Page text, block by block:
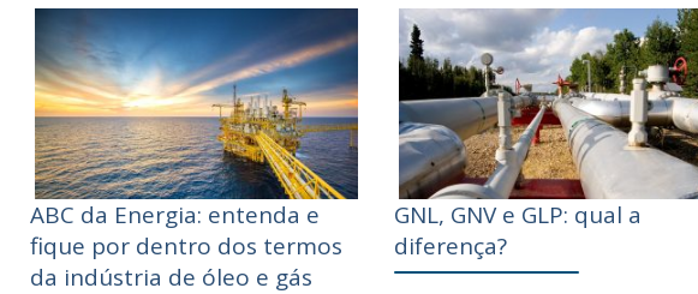
ABC da Energia: entenda e
fique por dentro dos termos
da indústria de óleo e gás
GNL, GNV e GLP: qual a
diferença?